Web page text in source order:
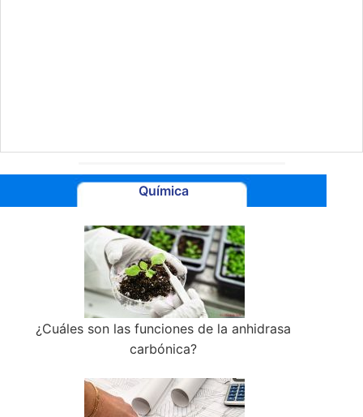
Química
¿Cuáles son las funciones de la anhidrasa
carbónica?